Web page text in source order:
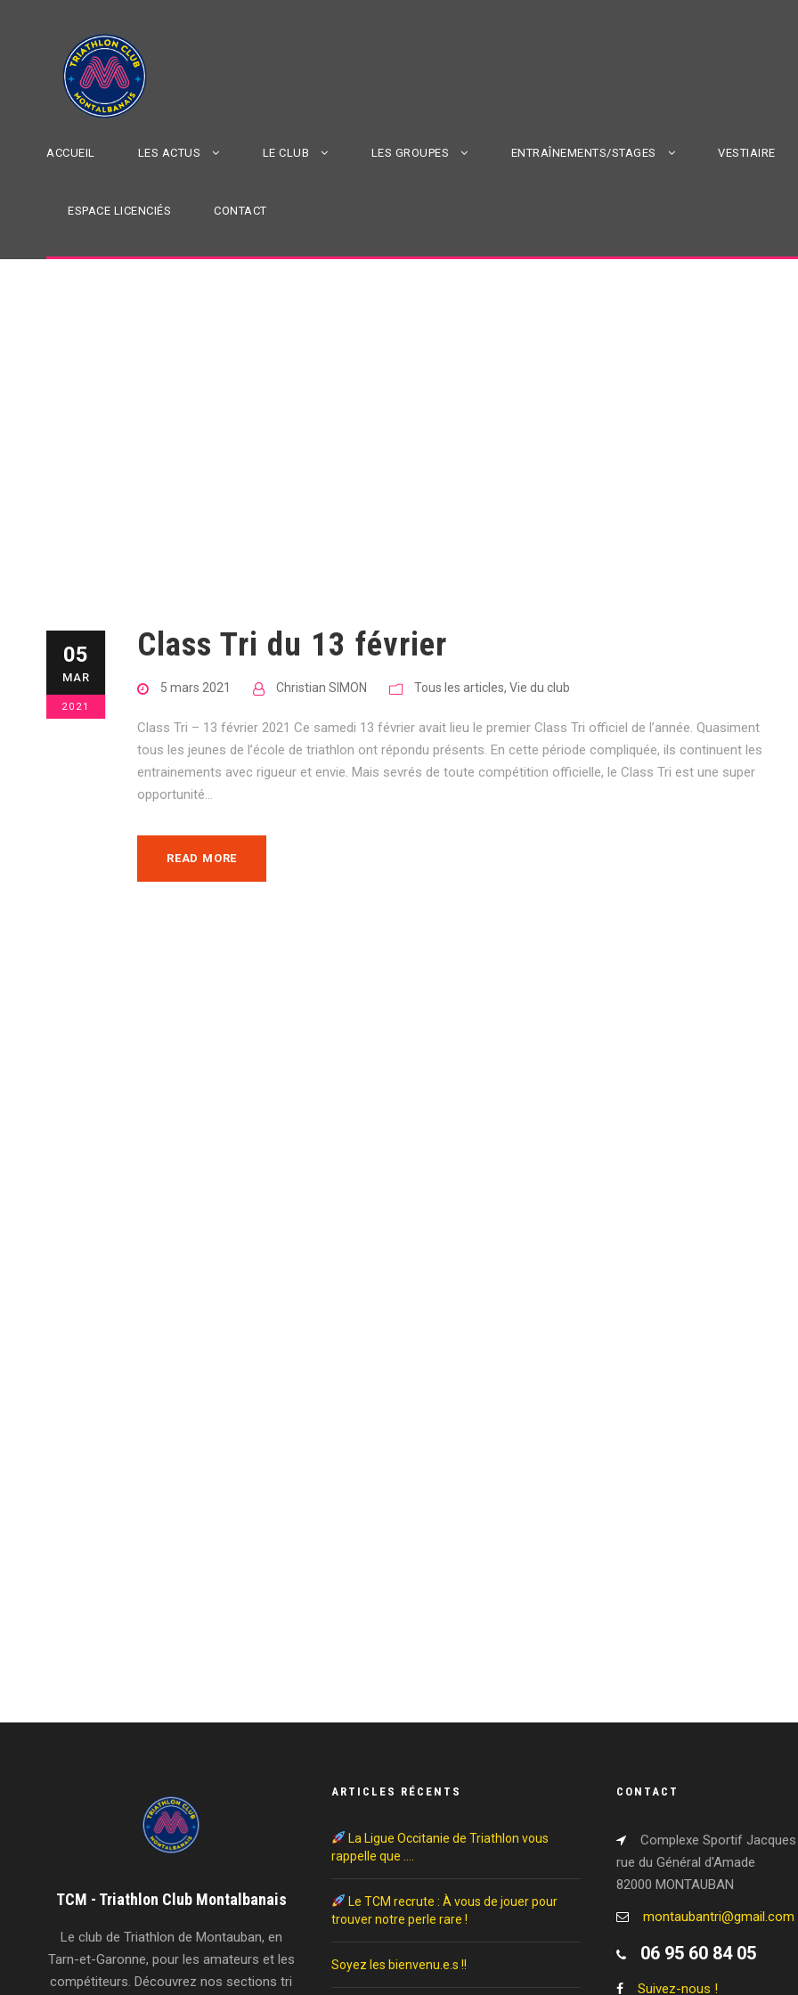
ACCUEIL LES ACTUS LE CLUB LES GROUPES ENTRAÎNEMENTS/STAGES VESTIAIRE
ESPACE LICENCIÉS CONTACT
05
MAR
2021
Class Tri du 13 février
5 mars 2021 Christian SIMON Tous les articles, Vie du club
Class Tri – 13 février 2021 Ce samedi 13 février avait lieu le premier Class Tri officiel de l’année. Quasiment
tous les jeunes de l’école de triathlon ont répondu présents. En cette période compliquée, ils continuent les
entrainements avec rigueur et envie. Mais sevrés de toute compétition officielle, le Class Tri est une super
opportunité...
READ MORE
TCM - Triathlon Club Montalbanais
Le club de Triathlon de Montauban, en
Tarn-et-Garonne, pour les amateurs et les
compétiteurs. Découvrez nos sections tri
ARTICLES RÉCENTS
La Ligue Occitanie de Triathlon vous
rappelle que ….
Le TCM recrute : À vous de jouer pour
trouver notre perle rare !
Soyez les bienvenu.e.s !!
CONTACT
Complexe Sportif
rue du Général d'Amade
82000 MONTAUBAN
montaubantri@gmail.com
06 95 60 84 05
Suivez-nous !